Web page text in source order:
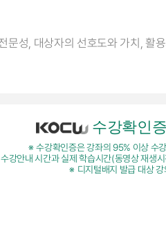
성, 대상자의 선호도와 가치, 활
수강확인증
수강확인증은 강좌의 95% 이상 수
수강안내 시간과 실제 학습시간(동영상 재생
디지털배지 발급 대상